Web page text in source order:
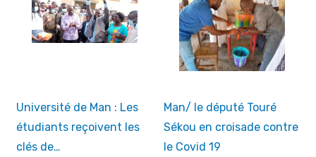
Université de Man : Les
étudiants reçoivent les
clés de…
Man/ le député Touré
Sékou en croisade contre
le Covid 19